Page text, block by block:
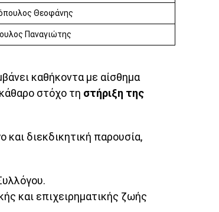
Θεοφάνης
Παναγιώτης
καθήκοντα με αίσθημα
στόχο τη στήριξη της
και διεκδικητική παρουσία,
και επιχειρηματικής ζωής